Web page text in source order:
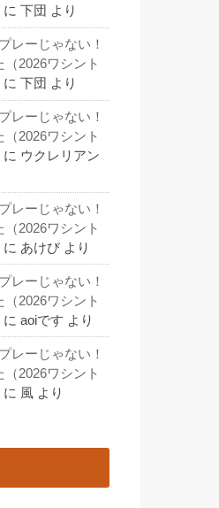
に 下団 より
レーじゃない！
2026ワシント
に 下団 より
レーじゃない！
2026ワシント
に ウクレリアン
レーじゃない！
2026ワシント
に あけび より
レーじゃない！
2026ワシント
に aoiです より
レーじゃない！
2026ワシント
に 風 より